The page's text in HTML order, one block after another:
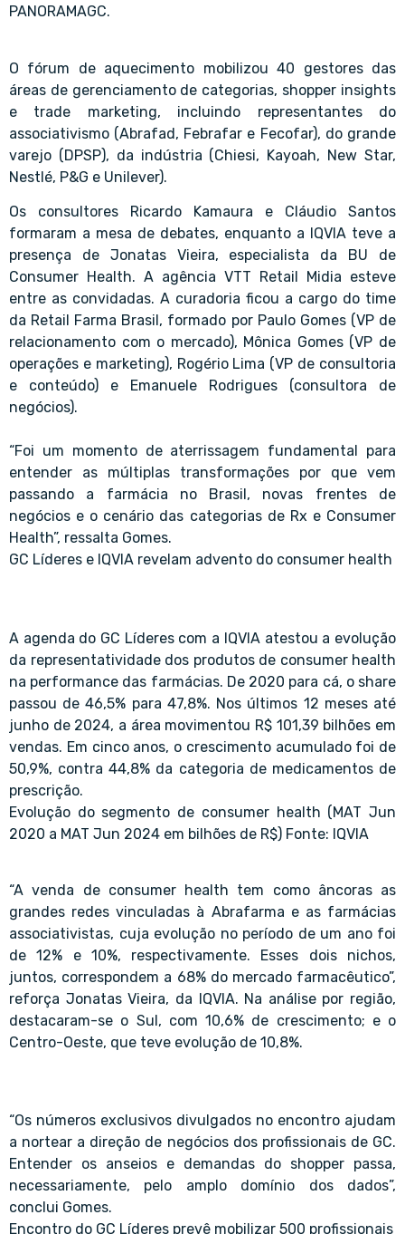
PANORAMAGC.
O fórum de aquecimento mobilizou 40 gestores das
áreas de gerenciamento de categorias, shopper insights
e trade marketing, incluindo representantes do
associativismo (Abrafad, Febrafar e Fecofar), do grande
varejo (DPSP), da indústria (Chiesi, Kayoah, New Star,
Nestlé, P&G e Unilever).
Os consultores Ricardo Kamaura e Cláudio Santos
formaram a mesa de debates, enquanto a IQVIA teve a
presença de Jonatas Vieira, especialista da BU de
Consumer Health. A agência VTT Retail Midia esteve
entre as convidadas. A curadoria ficou a cargo do time
da Retail Farma Brasil, formado por Paulo Gomes (VP de
relacionamento com o mercado), Mônica Gomes (VP de
operações e marketing), Rogério Lima (VP de consultoria
e conteúdo) e Emanuele Rodrigues (consultora de
negócios).
“Foi um momento de aterrissagem fundamental para
entender as múltiplas transformações por que vem
passando a farmácia no Brasil, novas frentes de
negócios e o cenário das categorias de Rx e Consumer
Health”, ressalta Gomes.
GC Líderes e IQVIA revelam advento do consumer health
A agenda do GC Líderes com a IQVIA atestou a evolução
da representatividade dos produtos de consumer health
na performance das farmácias. De 2020 para cá, o share
passou de 46,5% para 47,8%. Nos últimos 12 meses até
junho de 2024, a área movimentou R$ 101,39 bilhões em
vendas. Em cinco anos, o crescimento acumulado foi de
50,9%, contra 44,8% da categoria de medicamentos de
prescrição.
Evolução do segmento de consumer health (MAT Jun
2020 a MAT Jun 2024 em bilhões de R$) Fonte: IQVIA
“A venda de consumer health tem como âncoras as
grandes redes vinculadas à Abrafarma e as farmácias
associativistas, cuja evolução no período de um ano foi
de 12% e 10%, respectivamente. Esses dois nichos,
juntos, correspondem a 68% do mercado farmacêutico”,
reforça Jonatas Vieira, da IQVIA. Na análise por região,
destacaram-se o Sul, com 10,6% de crescimento; e o
Centro-Oeste, que teve evolução de 10,8%.
“Os números exclusivos divulgados no encontro ajudam
a nortear a direção de negócios dos profissionais de GC.
Entender os anseios e demandas do shopper passa,
necessariamente, pelo amplo domínio dos dados”,
conclui Gomes.
Encontro do GC Líderes prevê mobilizar 500 profissionais